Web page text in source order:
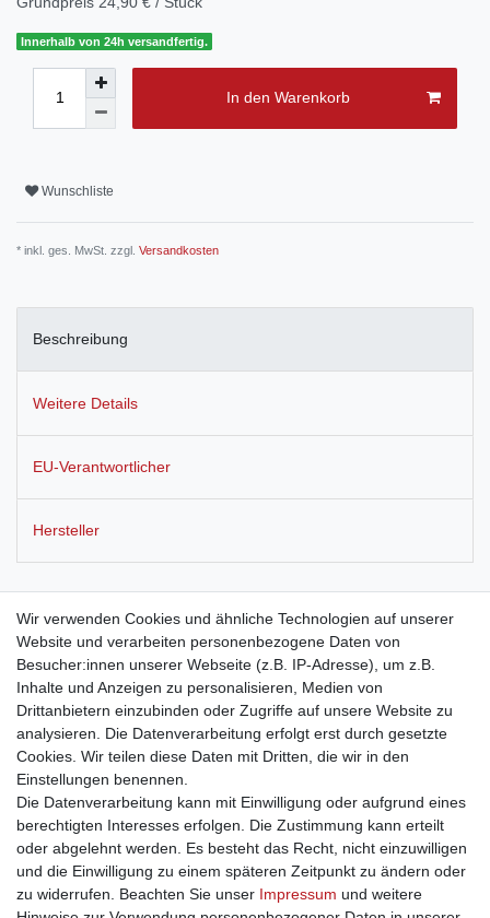
Innerhalb von 24h versandfertig.
In den Warenkorb
Wunschliste
* inkl. ges. MwSt. zzgl. Versandkosten
Beschreibung
Weitere Details
EU-Verantwortlicher
Hersteller
Blumenvase aus Glas und Holz, in weiß, schwarz oder braun
erhältlich, Breite ca. 30 cm
Die Vase Fiona beeinhaltet vier Gläser und bietet damit genug
Platz für kleine Sträuße, einzelne Blumen oder Gräser. Sie ist in
den Farben weiß, braun oder schwarz erhältlich.
Impressum Daten­schutz­erklärung AGB
Wir verwenden Cookies und ähnliche Technologien auf unserer
Website und verarbeiten personenbezogene Daten von
Besucher:innen unserer Webseite (z.B. IP-Adresse), um z.B.
Inhalte und Anzeigen zu personalisieren, Medien von
Drittanbietern einzubinden oder Zugriffe auf unsere Website zu
analysieren. Die Datenverarbeitung erfolgt erst durch gesetzte
Cookies. Wir teilen diese Daten mit Dritten, die wir in den
Einstellungen benennen.
Die Datenverarbeitung kann mit Einwilligung oder aufgrund eines
berechtigten Interesses erfolgen. Die Zustimmung kann erteilt
oder abgelehnt werden. Es besteht das Recht, nicht einzuwilligen
und die Einwilligung zu einem späteren Zeitpunkt zu ändern oder
zu widerrufen. Beachten Sie unser Impressum und weitere